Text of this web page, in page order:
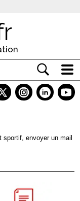
sportif, envoyer un mail